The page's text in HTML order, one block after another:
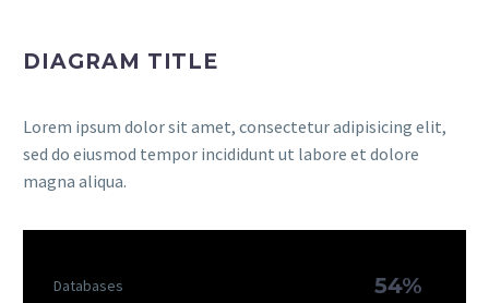
DIAGRAM TITLE
Lorem ipsum dolor sit amet, consectetur adipisicing elit,
sed do eiusmod tempor incididunt ut labore et dolore
magna aliqua.
Databases 54%